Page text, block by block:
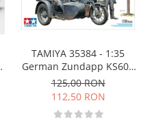
TAMIYA 35384 - 1:35
German Zundapp KS600
Motorcycle and Sidecar
125,00 RON
112,50 RON